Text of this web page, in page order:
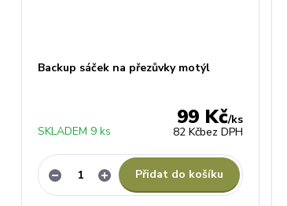
Backup sáček na přezůvky motýl
99 Kč/ks
82 Kčbez DPH
SKLADEM 9 ks
Přidat do košíku